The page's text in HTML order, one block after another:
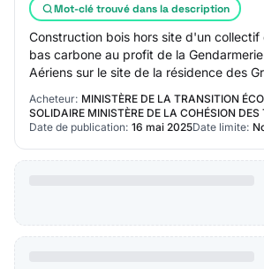
Mot-clé trouvé dans la description
Construction bois hors site d'un collectif
bas carbone au profit de la
Aériens sur le site de la résidence des
rue de Luyzine à Saint-Bonne…
Acheteur: MINISTÈRE DE LA TRANSITION
SOLIDAIRE MINISTÈRE DE LA COHÉSION DES
Date de publication: 16 mai 2025Date limite: